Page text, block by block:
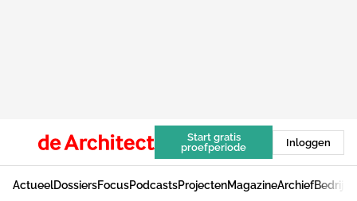
Start gratis
proefperiode
Inloggen
ActueelDossiersFocusPodcastsProjectenMagazineArchief